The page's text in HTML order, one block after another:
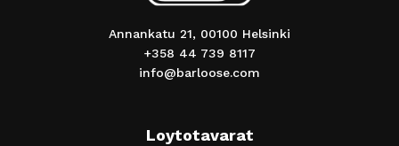
Annankatu 21, 00100 Helsinki
+358 44 739 8117
info@barloose.com
Loytotavarat